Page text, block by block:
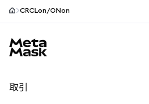
CRCLon/ONon
取引